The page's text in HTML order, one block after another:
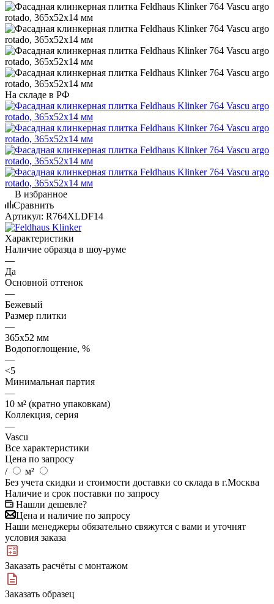
На складе в РФ
В избранное
Сравнить
Артикул: R764XLDF14
Характеристики
Наличие образца в шоу-руме
—
Да
Основной оттенок
—
Бежевый
Размер плитки
—
365x52 мм
Водопоглощение, %
—
<5
Минимальная партия
—
10 м² (кратно упаковкам)
Коллекция, серия
—
Vascu
Все характеристики
Цена по запросу
/
м²
Без учета скидки и стоимости доставки со склада в г.Москва
Наличие и срок поставки по запросу
Нашли дешевле?
Цена и наличие по запросу
Наши менеджеры обязательно свяжутся с вами и уточнят
условия заказа
Заказать расчёты с монтажом
Заказать образец